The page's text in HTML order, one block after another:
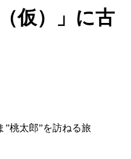
仮）」に古
桃太郎”を訪ねる旅